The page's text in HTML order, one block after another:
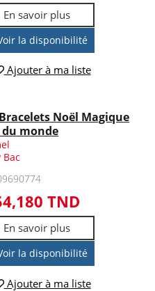
En savoir plus
la disponibilité
Ajouter à ma liste
Noël Magique
monde
Bac
TND
En savoir plus
la disponibilité
Ajouter à ma liste